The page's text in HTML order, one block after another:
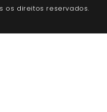
os direitos reservados.